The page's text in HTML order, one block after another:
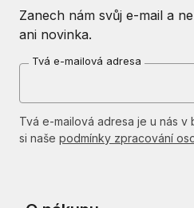
Zanech nám svůj e-mail a
ani novinka.
Tvá e-mailová adresa
Tvá e-mailová adresa je u nás v
si naše podmínky zpracování